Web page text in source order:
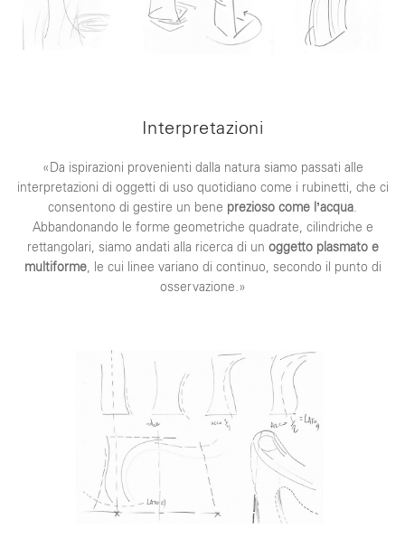
Interpretazioni
«Da ispirazioni provenienti dalla natura siamo passati alle
interpretazioni di oggetti di uso quotidiano come i rubinetti, che ci
consentono di gestire un bene prezioso come l’acqua.
Abbandonando le forme geometriche quadrate, cilindriche e
rettangolari, siamo andati alla ricerca di un oggetto plasmato e
multiforme, le cui linee variano di continuo, secondo il punto di
osservazione.»